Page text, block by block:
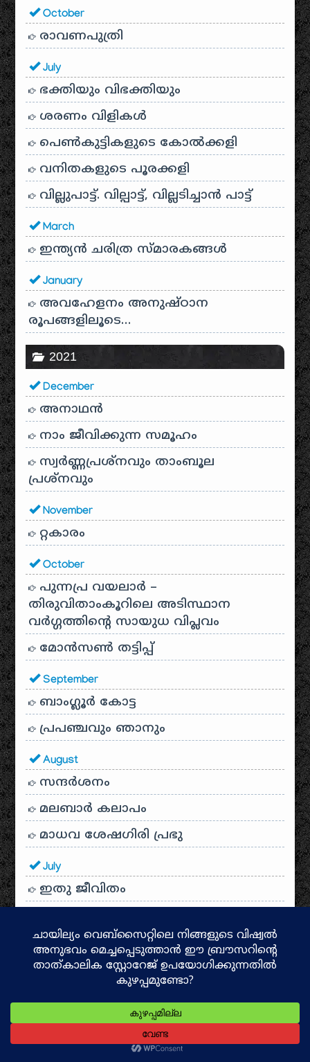
October
രാവണപുത്രി
July
ഭക്തിയും വിഭക്തിയും
ശരണം വിളികൾ
പെൺകുട്ടികളുടെ കോൽക്കളി
വനിതകളുടെ പൂരക്കളി
വില്ലുപാട്ട്. വില്പാട്ട്, വില്ലടിച്ചാൻ പാട്ട്
March
ഇന്ത്യൻ ചരിത്ര സ്മാരകങ്ങൾ
January
അവഹേളനം അനുഷ്ഠാന
രൂപങ്ങളിലൂടെ…
2021
December
അനാഥന്‍
നാം ജീവിക്കുന്ന സമൂഹം
സ്വര്‍ണ്ണപ്രശ്‌നവും താംബൂല
പ്രശ്‌നവും
November
റ്റകാരം
October
പുന്നപ്ര വയലാർ –
തിരുവിതാംകൂറിലെ അടിസ്ഥാന
വർഗ്ഗത്തിന്റെ സായുധ വിപ്ലവം
മോൻസൺ തട്ടിപ്പ്
September
ബാംഗ്ലൂർ കോട്ട
പ്രപഞ്ചവും ഞാനും
August
സന്ദര്‍ശനം
മലബാർ കലാപം
മാധവ ശേഷഗിരി പ്രഭു
July
ഇതു ജീവിതം
June
കാവേരിക്കുളം